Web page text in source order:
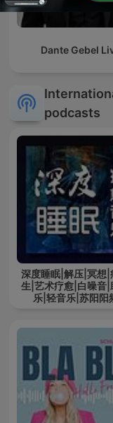
Dante Gebel
podcasts
深度睡眠|解压|冥想|
生|艺术疗愈|白噪音|
乐|轻音乐|苏阳阳